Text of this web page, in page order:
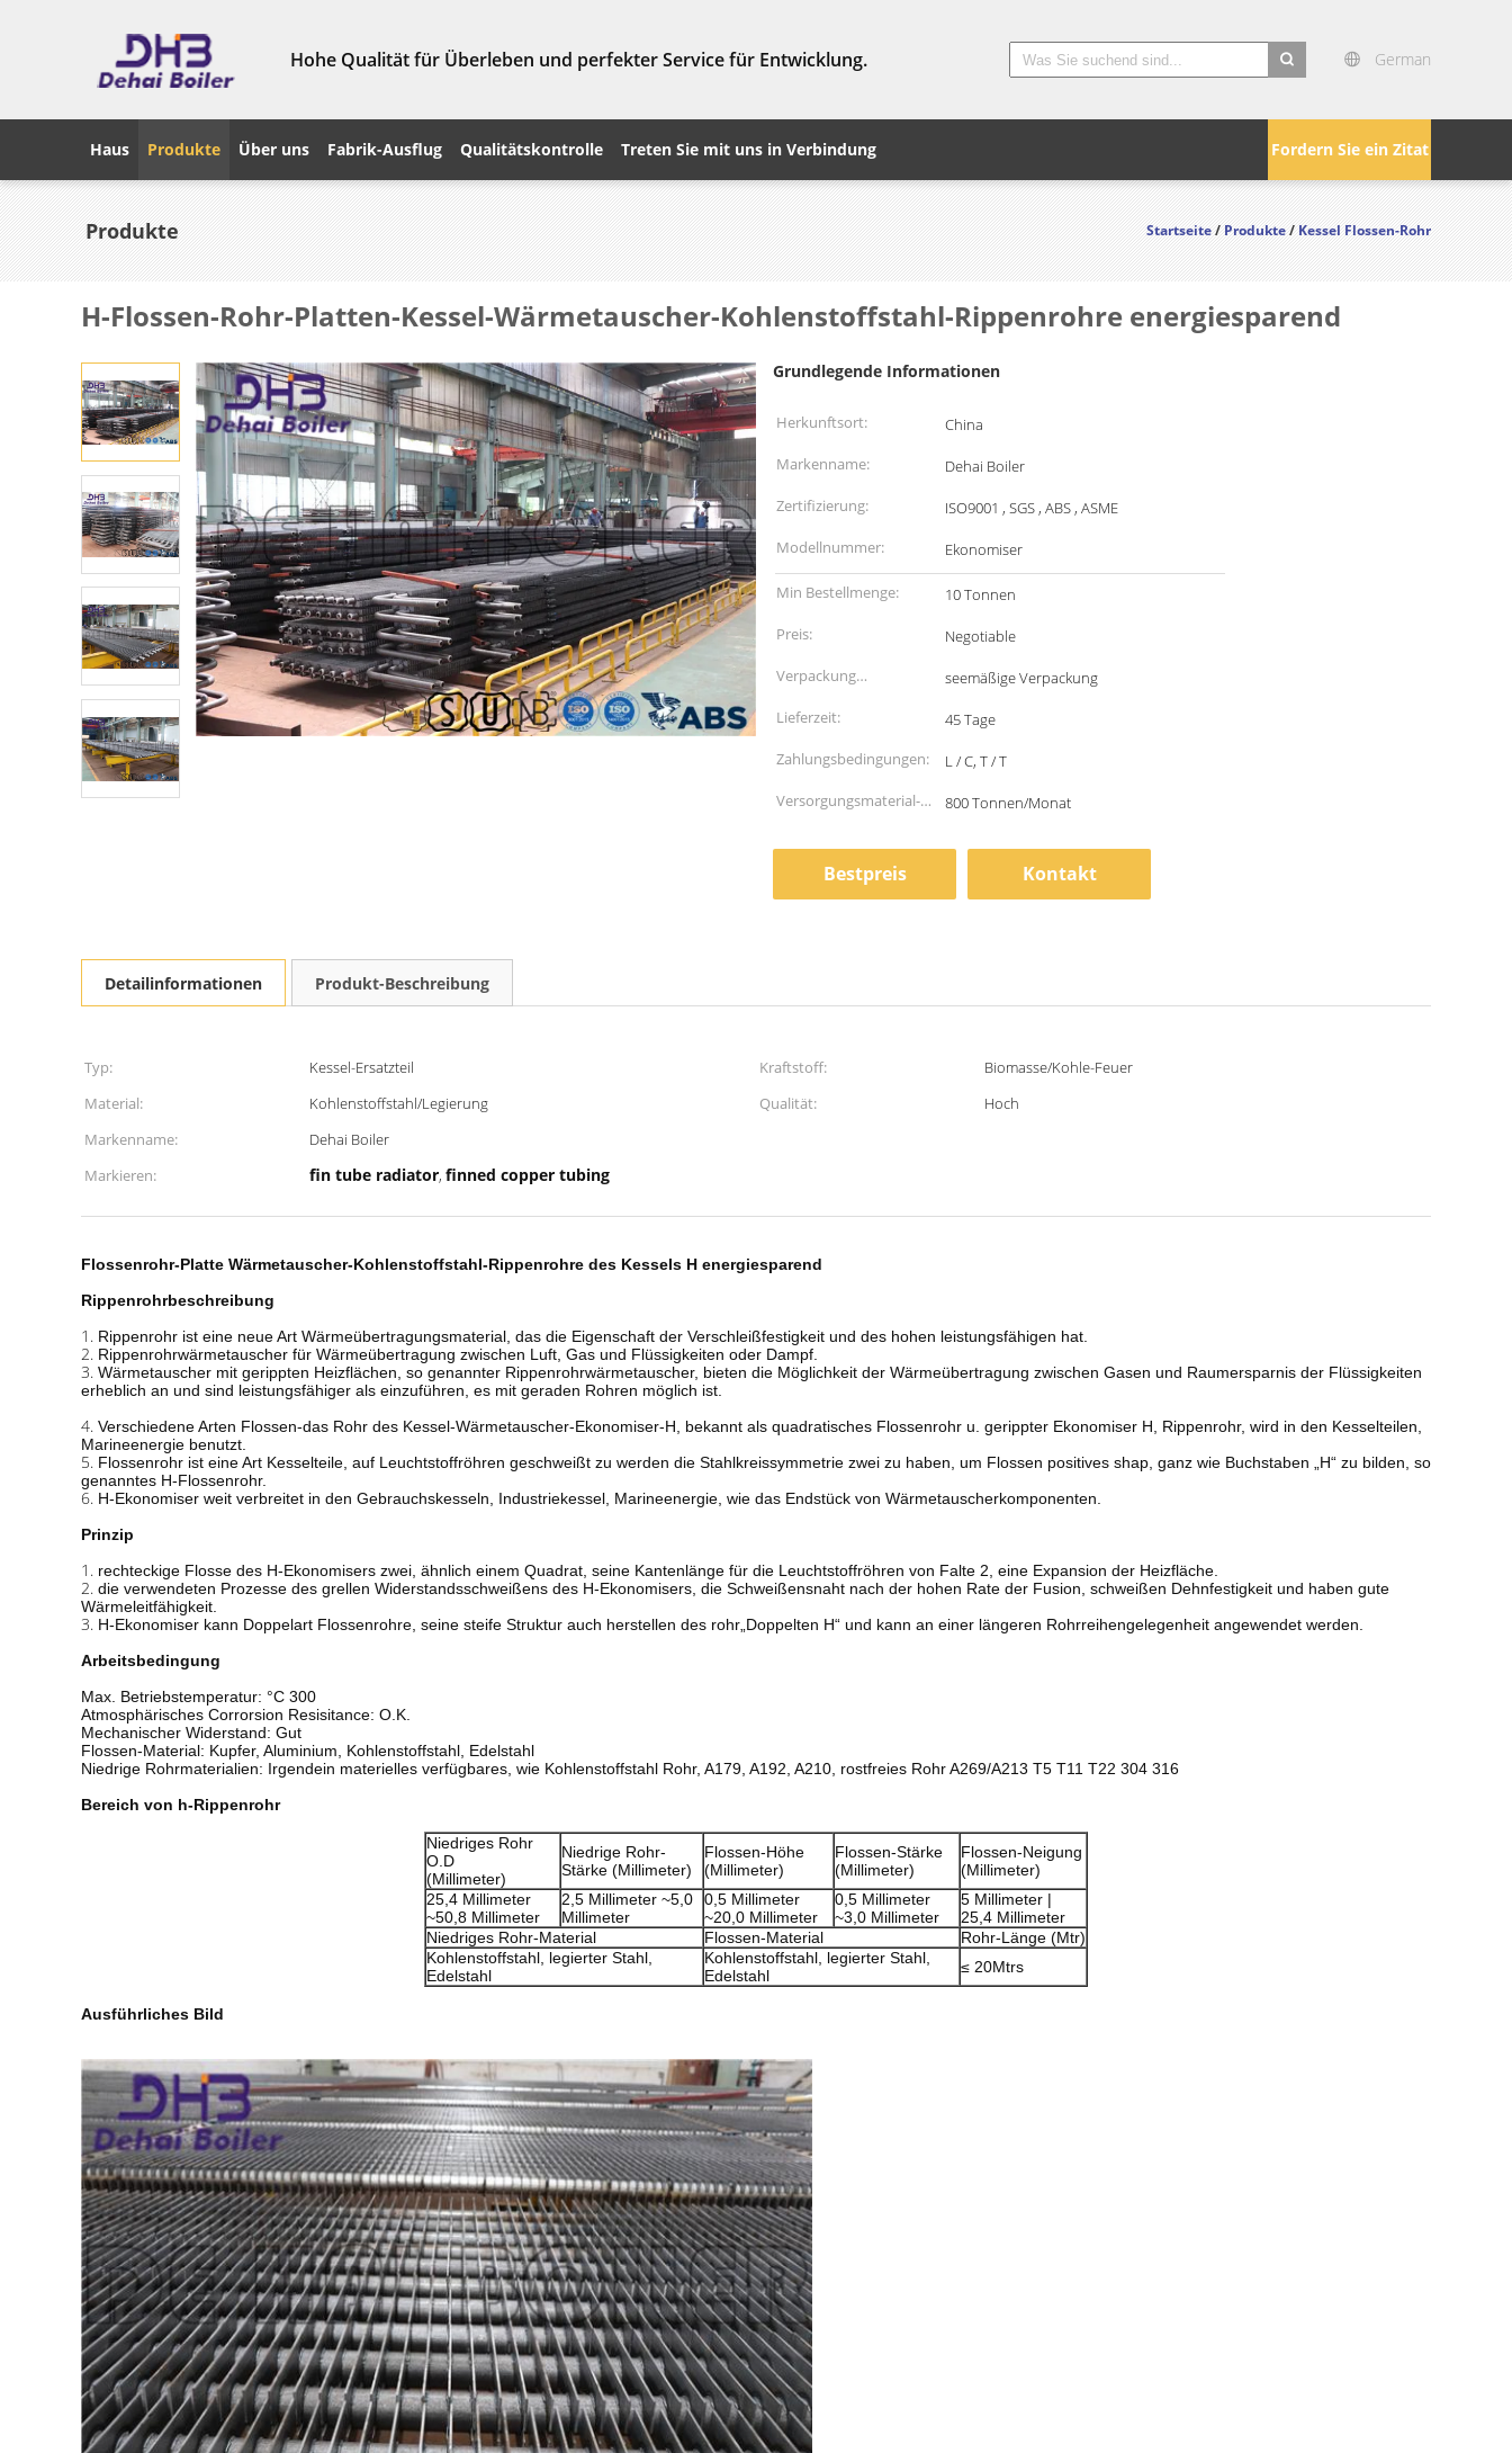
Hohe Qualität für Überleben und perfekter Service für Entwicklung. German
Fordern Sie ein Zitat
Haus Produkte Über uns Fabrik-Ausflug Qualitätskontrolle Treten Sie mit uns in Verbindung
Produkte Startseite/Produkte/Kessel Flossen-Rohr
H-Flossen-Rohr-Platten-Kessel-Wärmetauscher-Kohlenstoffstahl-Rippenrohre energiesparend
Grundlegende Informationen
Herkunftsort:
China
Markenname:
Dehai Boiler
Zertifizierung:
ISO9001 , SGS , ABS , ASME
Modellnummer:
Ekonomiser
Min Bestellmenge:
10 Tonnen
Preis:
Negotiable
Verpackung
Informationen:
seemäßige Verpackung
Lieferzeit:
45 Tage
Zahlungsbedingungen:
L / C, T / T
Versorgungsmaterial-
800 Tonnen/Monat
Bestpreis Kontakt
Detailinformationen Produkt-Beschreibung
Typ: Kessel-Ersatzteil Kraftstoff:
Biomasse/Kohle-Feuer
Material:
Kohlenstoffstahl/Legierung Qualität:
Hoch
Markenname:
Dehai Boiler
Markieren:
fin tube radiator, finned copper tubing
Flossenrohr-Platte Wärmetauscher-Kohlenstoffstahl-Rippenrohre des Kessels H energiesparend
Rippenrohrbeschreibung
1. Rippenrohr ist eine neue Art Wärmeübertragungsmaterial, das die Eigenschaft der Verschleißfestigkeit und des hohen leistungsfähigen hat.
2. Rippenrohrwärmetauscher für Wärmeübertragung zwischen Luft, Gas und Flüssigkeiten oder Dampf.
3. Wärmetauscher mit gerippten Heizflächen, so genannter Rippenrohrwärmetauscher, bieten die Möglichkeit der Wärmeübertragung zwischen Gasen und Raumersparnis der Flüssigkeiten
erheblich an und sind leistungsfähiger als einzuführen, es mit geraden Rohren möglich ist.
4. Verschiedene Arten Flossen-das Rohr des Kessel-Wärmetauscher-Ekonomiser-H, bekannt als quadratisches Flossenrohr u. gerippter Ekonomiser H, Rippenrohr, wird in den Kesselteilen,
Marineenergie benutzt.
5. Flossenrohr ist eine Art Kesselteile, auf Leuchtstoffröhren geschweißt zu werden die Stahlkreissymmetrie zwei zu haben, um Flossen positives shap, ganz wie Buchstaben „H“ zu bilden, so
genanntes H-Flossenrohr.
6. H-Ekonomiser weit verbreitet in den Gebrauchskesseln, Industriekessel, Marineenergie, wie das Endstück von Wärmetauscherkomponenten.
Prinzip
1. rechteckige Flosse des H-Ekonomisers zwei, ähnlich einem Quadrat, seine Kantenlänge für die Leuchtstoffröhren von Falte 2, eine Expansion der Heizfläche.
2. die verwendeten Prozesse des grellen Widerstandsschweißens des H-Ekonomisers, die Schweißensnaht nach der hohen Rate der Fusion, schweißen Dehnfestigkeit und haben gute
Wärmeleitfähigkeit.
3. H-Ekonomiser kann Doppelart Flossenrohre, seine steife Struktur auch herstellen des rohr„Doppelten H“ und kann an einer längeren Rohrreihengelegenheit angewendet werden.
Arbeitsbedingung
Max. Betriebstemperatur: °C 300
Atmosphärisches Corrorsion Resisitance: O.K.
Mechanischer Widerstand: Gut
Flossen-Material: Kupfer, Aluminium, Kohlenstoffstahl, Edelstahl
Niedrige Rohrmaterialien: Irgendein materielles verfügbares, wie Kohlenstoffstahl Rohr, A179, A192, A210, rostfreies Rohr A269/A213 T5 T11 T22 304 316
Bereich von h-Rippenrohr
Niedriges Rohr
O.D
(Millimeter)
Niedrige Rohr-
Stärke (Millimeter)
Flossen-Höhe
(Millimeter)
Flossen-Stärke
(Millimeter)
Flossen-Neigung
(Millimeter)
25,4 Millimeter
~50,8 Millimeter
2,5 Millimeter ~5,0
Millimeter
0,5 Millimeter
~20,0 Millimeter
0,5 Millimeter
~3,0 Millimeter
5 Millimeter |
25,4 Millimeter
Niedriges Rohr-Material
Flossen-Material
Rohr-Länge (Mtr)
Kohlenstoffstahl, legierter Stahl,
Edelstahl
Kohlenstoffstahl, legierter Stahl,
Edelstahl
≤ 20Mtrs
Ausführliches Bild